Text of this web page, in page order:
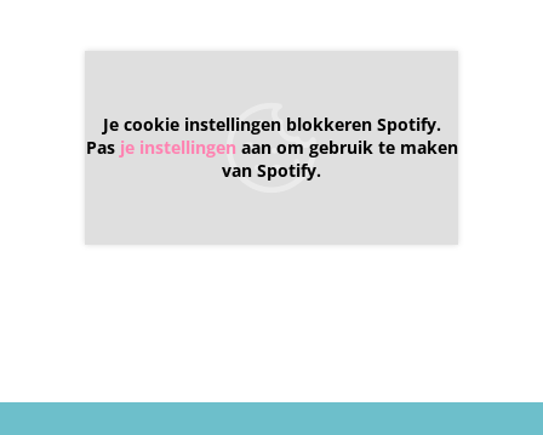
Je cookie instellingen blokkeren Spotify.
Pas je instellingen aan om gebruik te maken
van Spotify.